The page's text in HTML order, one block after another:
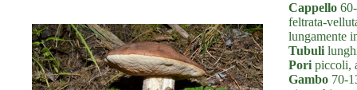
Cappello
feltrata-
lungamente
Tubuli
Pori piccoli,
Gambo 70-